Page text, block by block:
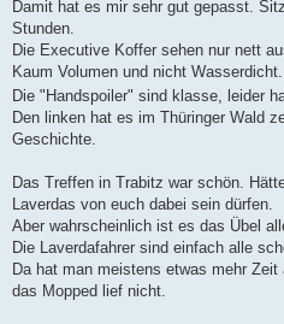
Damit hat es mir sehr gut gepasst.
Stunden.
Die Executive Koffer sehen nur nett
Kaum Volumen und nicht Wasserdicht.
Die "Handspoiler" sind klasse, leider
Den linken hat es im Thüringer Wald
Geschichte.
Das Treffen in Trabitz war schön.
Laverdas von euch dabei sein dürfen.
Aber wahrscheinlich ist es das Übel
Die Laverdafahrer sind einfach alle
Da hat man meistens etwas mehr
das Mopped lief nicht.